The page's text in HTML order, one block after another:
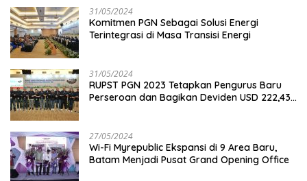
31/05/2024
Komitmen PGN Sebagai Solusi Energi
Terintegrasi di Masa Transisi Energi
31/05/2024
RUPST PGN 2023 Tetapkan Pengurus Baru
Perseroan dan Bagikan Deviden USD 222,43
27/05/2024
Wi-Fi Myrepublic Ekspansi di 9 Area Baru,
Batam Menjadi Pusat Grand Opening Office